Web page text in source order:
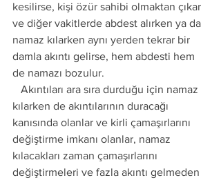
kesilirse, kişi özür sahibi olmaktan çıkar
ve diğer vakitlerde abdest alırken ya da
namaz kılarken aynı yerden tekrar bir
damla akıntı gelirse, hem abdesti hem
de namazı bozulur.
kılarken de akıntılarının duracağı
kanısında olanlar ve kirli çamaşırlarını
değiştirme imkanı olanlar, namaz
kılacakları zaman çamaşırlarını
değiştirmeleri ve fazla akıntı gelmeden